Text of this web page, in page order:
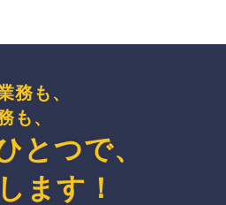
務も、
も、
とつで、
します ！